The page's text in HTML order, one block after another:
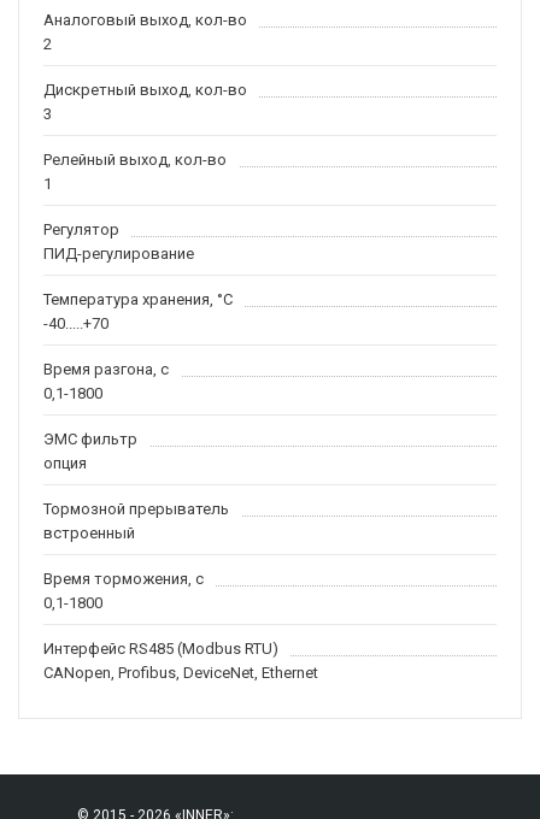
Аналоговый выход, кол-во
2
Дискретный выход, кол-во
3
Релейный выход, кол-во
1
Регулятор
ПИД-регулирование
Температура хранения, °С
-40.....+70
Время разгона, с
0,1-1800
ЭМС фильтр
опция
Тормозной прерыватель
встроенный
Время торможения, с
0,1-1800
Интерфейс RS485 (Modbus RTU)
CANopen, Profibus, DeviceNet, Ethernet
© 2015 - 2026 «INNER»: